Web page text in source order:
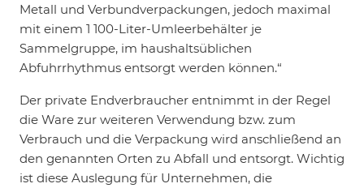
Metall und Verbundverpackungen, jedoch maximal
mit einem 1 100-Liter-Umleerbehälter je
Sammelgruppe, im haushaltsüblichen
Abfuhrrhythmus entsorgt werden können.“
Der private Endverbraucher entnimmt in der Regel
die Ware zur weiteren Verwendung bzw. zum
Verbrauch und die Verpackung wird anschließend an
den genannten Orten zu Abfall und entsorgt. Wichtig
ist diese Auslegung für Unternehmen, die